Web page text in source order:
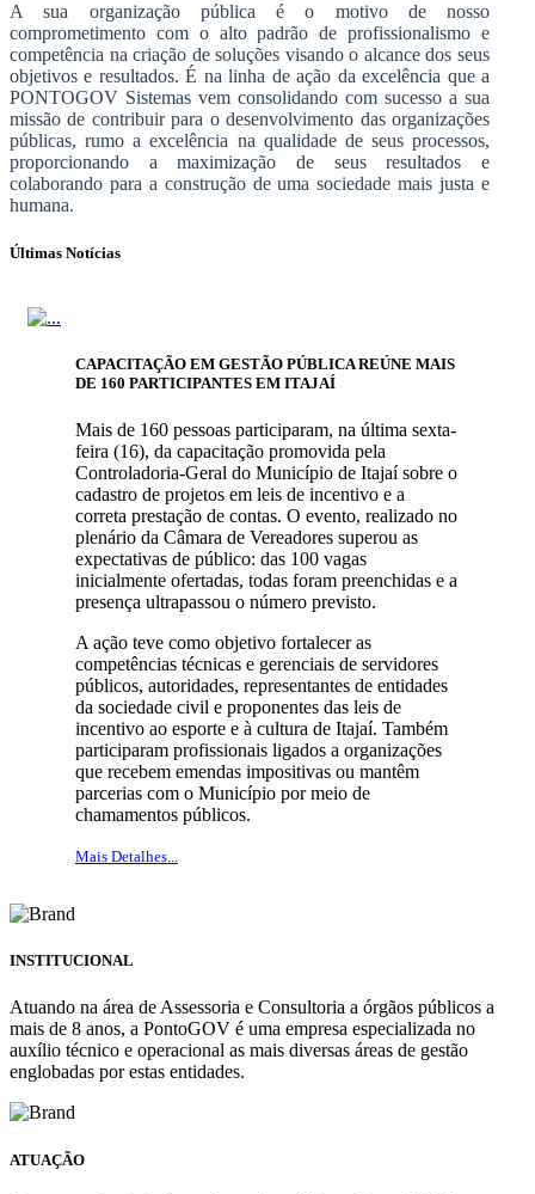
A sua organização pública é o motivo de nosso
comprometimento com o alto padrão de profissionalismo e
competência na criação de soluções visando o alcance dos seus
objetivos e resultados. É na linha de ação da excelência que a
PONTOGOV Sistemas vem consolidando com sucesso a sua
missão de contribuir para o desenvolvimento das organizações
públicas, rumo a excelência na qualidade de seus processos,
proporcionando a maximização de seus resultados e
colaborando para a construção de uma sociedade mais justa e
humana.
Últimas Notícias
CAPACITAÇÃO EM GESTÃO PÚBLICA REÚNE MAIS
DE 160 PARTICIPANTES EM ITAJAÍ
Mais de 160 pessoas participaram, na última sexta-
feira (16), da capacitação promovida pela
Controladoria-Geral do Município de Itajaí sobre o
cadastro de projetos em leis de incentivo e a
correta prestação de contas. O evento, realizado no
plenário da Câmara de Vereadores superou as
expectativas de público: das 100 vagas
inicialmente ofertadas, todas foram preenchidas e a
presença ultrapassou o número previsto.
A ação teve como objetivo fortalecer as
competências técnicas e gerenciais de servidores
públicos, autoridades, representantes de entidades
da sociedade civil e proponentes das leis de
incentivo ao esporte e à cultura de Itajaí. Também
participaram profissionais ligados a organizações
que recebem emendas impositivas ou mantêm
parcerias com o Município por meio de
chamamentos públicos.
Mais Detalhes...
INSTITUCIONAL
Atuando na área de Assessoria e Consultoria a órgãos públicos a
mais de 8 anos, a PontoGOV é uma empresa especializada no
auxílio técnico e operacional as mais diversas áreas de gestão
englobadas por estas entidades.
ATUAÇÃO